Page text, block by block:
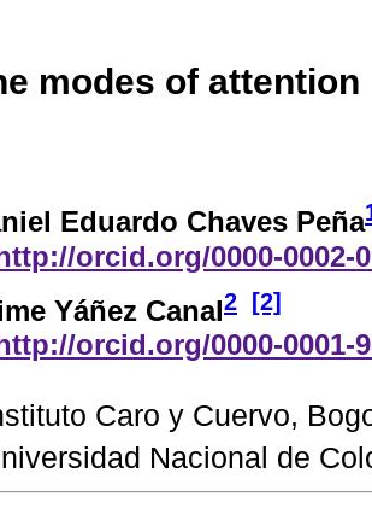
modes of attention
Eduardo Chaves Peña
orcid.org/0000-0002-
Yáñez Canal2 [2]
orcid.org/0000-0001-
Caro y Cuervo,
Nacional de